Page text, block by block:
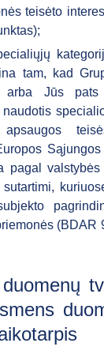
teisėto
tam, kad
arba Jūs pats
apsaugos
pagal
sutartimi,
(BDAR